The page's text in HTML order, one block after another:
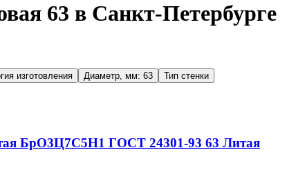
63 в Санкт-Петербурге
изготовления Диаметр, мм: 63 Тип стенки
БрО3Ц7С5Н1 ГОСТ 24301-93 63 Литая